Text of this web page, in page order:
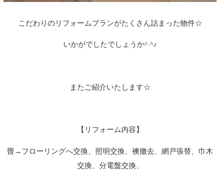
こだわりのリフォームプランがたくさん詰まった物件☆
いかがでしたでしょうか^ ^♪
またご紹介いたします☆
【リフォーム内容】
畳→フローリングへ交換、照明交換、襖撤去、網戸張替、巾木
交換、分電盤交換、